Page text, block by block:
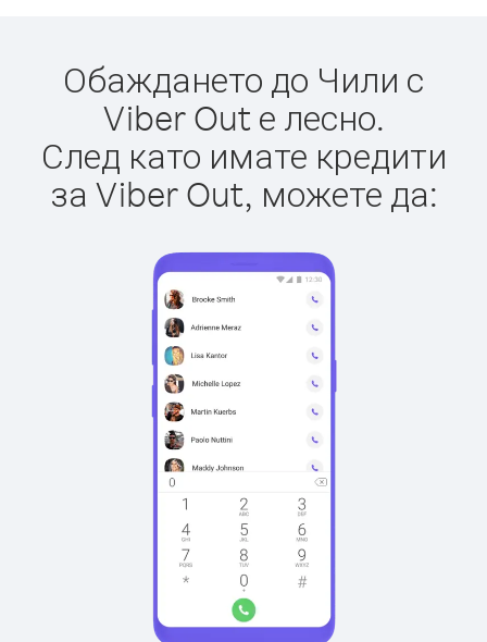
Обаждането до Чили с
Viber Out е лесно.
След като имате кредити
за Viber Out, можете да: